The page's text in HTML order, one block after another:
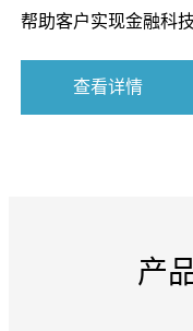
帮助客户实现金融科
查看详情
产